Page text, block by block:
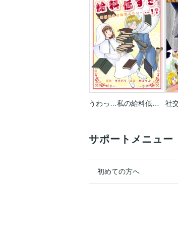
サポートメニュー
初めての方へ